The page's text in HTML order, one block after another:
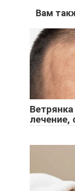
Вам
лечение,